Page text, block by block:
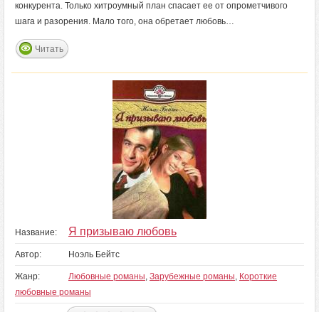
конкурента. Только хитроумный план спасает ее от опрометчивого
шага и разорения. Мало того, она обретает любовь…
Читать
Название: Я призываю любовь
Автор: Ноэль Бейтс
Жанр: Любовные романы, Зарубежные романы, Короткие
любовные романы